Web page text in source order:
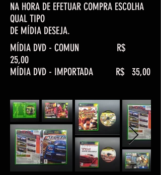
NA HORA DE EFETUAR COMPRA ESCOLHA
QUAL TIPO
DE MÍDIA DESEJA.
MÍDIA DVD - COMUN R$
25,00
MÍDIA DVD - IMPORTADA R$ 35,00